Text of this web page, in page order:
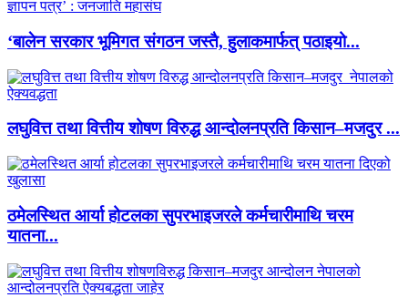
‘बालेन सरकार भूमिगत संगठन जस्तै, हुलाकमार्फत् पठाइयो...
लघुवित्त तथा वित्तीय शोषण विरुद्ध आन्दोलनप्रति किसान–मजदुर ...
ठमेलस्थित आर्या होटलका सुपरभाइजरले कर्मचारीमाथि चरम
यातना...